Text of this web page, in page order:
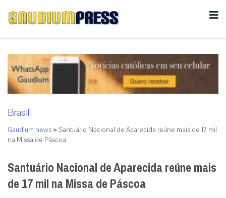
Brasil
Gaudium news >Santuário Nacional de Aparecida reúne mais de 17 mil
na Missa de Páscoa
Santuário Nacional de Aparecida reúne mais
de 17 mil na Missa de Páscoa